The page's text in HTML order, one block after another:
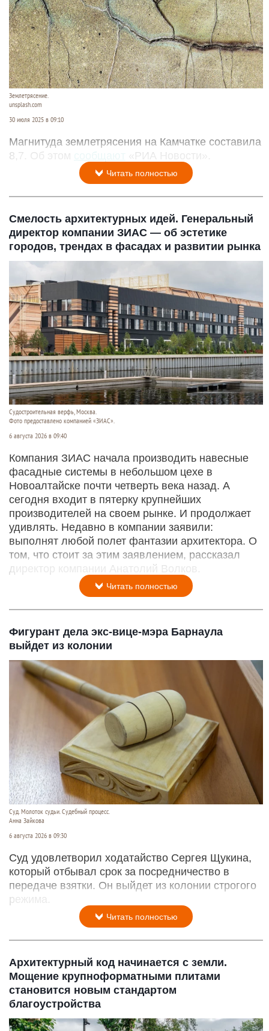
Землетрясение.
unsplash.com
30 июля 2025 в 09:10
Магнитуда землетрясения на Камчатке составила
8,7. Об этом
сообщают «РИА Новости».
Читать полностью
Смелость архитектурных идей. Генеральный
директор компании ЗИАС — об эстетике
городов, трендах в фасадах и развитии рынка
Судостроитель­ная верфь, Москва.
Фото предоставлено компанией «ЗИАС».
6 августа 2026 в 09:40
Компания ЗИАС начала производить навесные
фасадные системы в небольшом цехе в
Новоалтайске почти четверть века назад. А
сегодня входит в пятерку крупнейших
производителей на своем рынке. И продолжает
удивлять. Недавно в компании заявили:
выполнят любой полет фантазии архитектора. О
том, что стоит за этим заявлением, рассказал
директор компании Анатолий Волков.
Читать полностью
Фигурант дела экс-вице-мэра Барнаула
выйдет из колонии
Суд. Молоток судьи. Судебный процесс.
Анна Зайкова
6 августа 2026 в 09:30
Суд удовлетворил ходатайство Сергея Щукина,
который отбывал срок за посредничество в
передаче взятки. Он выйдет из колонии строгого
режима.
Читать полностью
Архитектурный код начинается с земли.
Мощение крупноформатными плитами
становится новым стандартом
благоустройства